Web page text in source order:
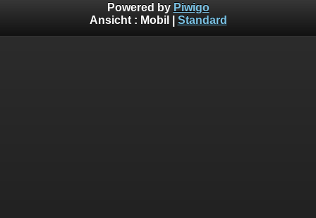
Powered by Piwigo
Ansicht : Mobil Standard